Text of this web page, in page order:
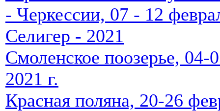
- Черкессии, 07 - 12
Селигер - 2021
Смоленское поозерье, 04-
2021 г.
Красная поляна, 20-26